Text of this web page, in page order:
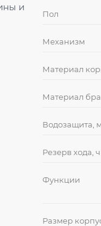
и
Пол
Механизм
Материал
Материал
Водозащита, м
Резерв хода, ч
Функции
Размер